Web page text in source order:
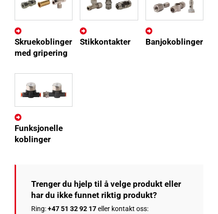
Skruekoblinger
med gripering
Stikkontakter Banjokoblinger
Funksjonelle
koblinger
Trenger du hjelp til å velge produkt eller
har du ikke funnet riktig produkt?
Ring:+47 51 32 92 17eller kontakt oss: